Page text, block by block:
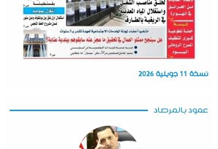
نسخة 11 جويلية 2026
عمود بالمرصاد